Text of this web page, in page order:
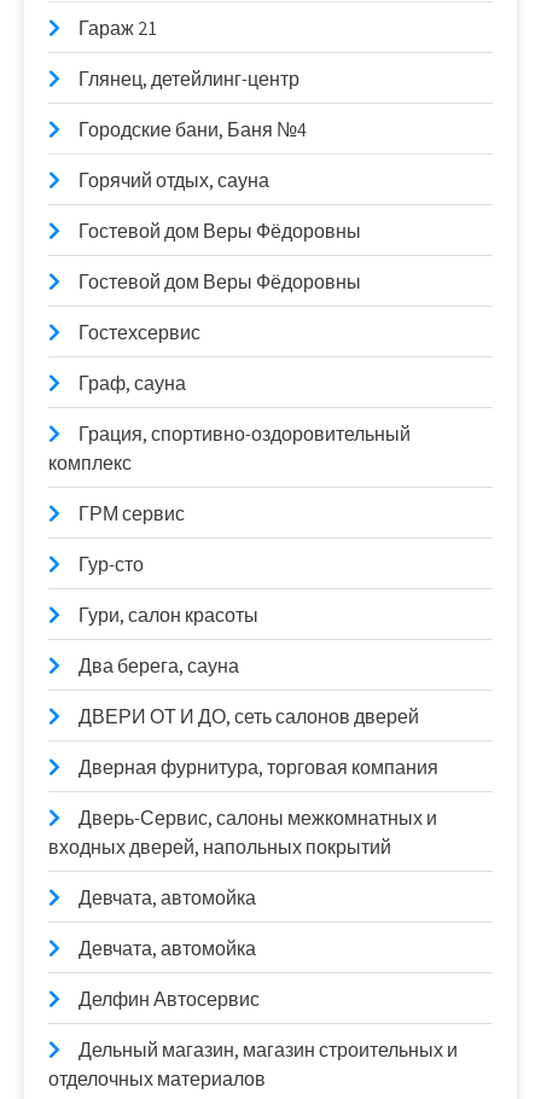
Гараж 21
Глянец, детейлинг-центр
Городские бани, Баня №4
Горячий отдых, сауна
Гостевой дом Веры Фёдоровны
Гостевой дом Веры Фёдоровны
Гостехсервис
Граф, сауна
Грация, спортивно-оздоровительный
комплекс
ГРМ сервис
Гур-сто
Гури, салон красоты
Два берега, сауна
ДВЕРИ ОТ И ДО, сеть салонов дверей
Дверная фурнитура, торговая компания
Дверь-Сервис, салоны межкомнатных и
входных дверей, напольных покрытий
Девчата, автомойка
Девчата, автомойка
Делфин Автосервис
Дельный магазин, магазин строительных и
отделочных материалов